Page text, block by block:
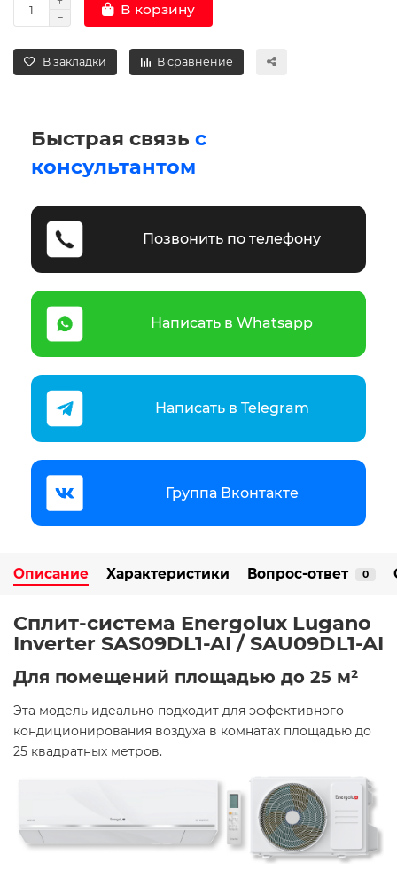
В корзину
В закладки В сравнение
Быстрая связь с
консультантом
Позвонить по телефону
Написать в Whatsapp
Написать в Telegram
Группа Вконтакте
Описание Характеристики Вопрос-ответ 0
Сплит-система Energolux Lugano
Inverter SAS09DL1-AI / SAU09DL1-AI
Для помещений площадью до 25 м²
Эта модель идеально подходит для эффективного
кондиционирования воздуха в комнатах площадью до
25 квадратных метров.​